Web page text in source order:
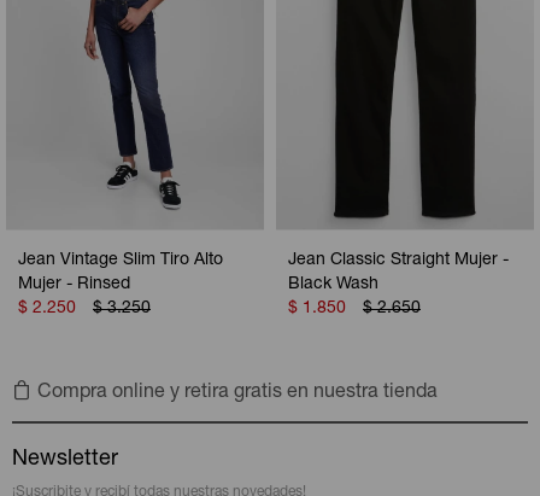
Jean Vintage Slim Tiro Alto
Mujer - Rinsed
$ 2.250 $ 3.250
Jean Classic Straight Mujer -
Black Wash
$ 1.850 $ 2.650
Compra online y retira gratis en nuestra tienda
Newsletter
¡Suscribite y recibí todas nuestras novedades!